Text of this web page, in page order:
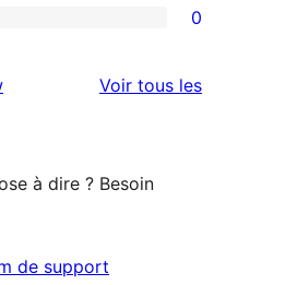
0
Voir tous lesavis
à dire ? Besoin
de support